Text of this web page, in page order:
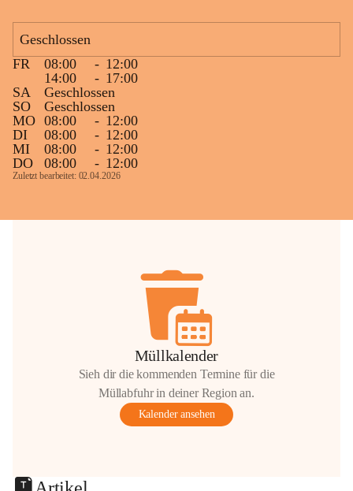
Geschlossen
FR
08:00 - 12:00
14:00
- 17:00
SA
Geschlossen
SO
Geschlossen
MO 08:00 - 12:00
DI
08:00 - 12:00
MI
08:00 - 12:00
DO
08:00 - 12:00
Zuletzt bearbeitet: 02.04.2026
Müllkalender
Sieh dir die kommenden Termine für die
Müllabfuhr in deiner Region an.
Kalender ansehen